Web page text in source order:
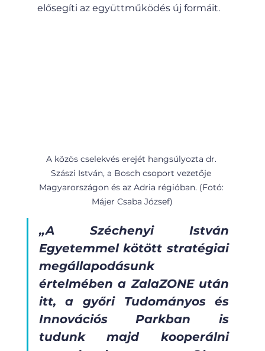
elősegíti az együttműködés új formáit.
A közös cselekvés erejét hangsúlyozta dr.
Szászi István, a Bosch csoport vezetője
Magyarországon és az Adria régióban. (Fotó:
Májer Csaba József)
„A Széchenyi István
Egyetemmel kötött stratégiai
megállapodásunk
értelmében a ZalaZONE után
itt, a győri Tudományos és
Innovációs Parkban is
tudunk majd kooperálni